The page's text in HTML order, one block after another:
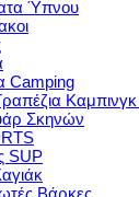
Ύπνου
Camping
Σκηνών
SUP